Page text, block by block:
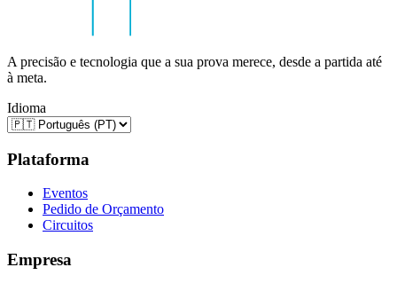
A precisão e tecnologia que a sua prova merece, desde a partida até
à meta.
Idioma
Plataforma
Eventos
Pedido de Orçamento
Circuitos
Empresa